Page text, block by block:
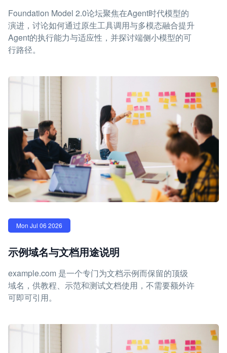
Foundation Model 2.0论坛聚焦在Agent时代模型的
演进，讨论如何通过原生工具调用与多模态融合提升
Agent的执行能力与适应性，并探讨端侧小模型的可
行路径。
Mon Jul 06 2026
示例域名与文档用途说明
example.com 是一个专门为文档示例而保留的顶级
域名，供教程、示范和测试文档使用，不需要额外许
可即可引用。